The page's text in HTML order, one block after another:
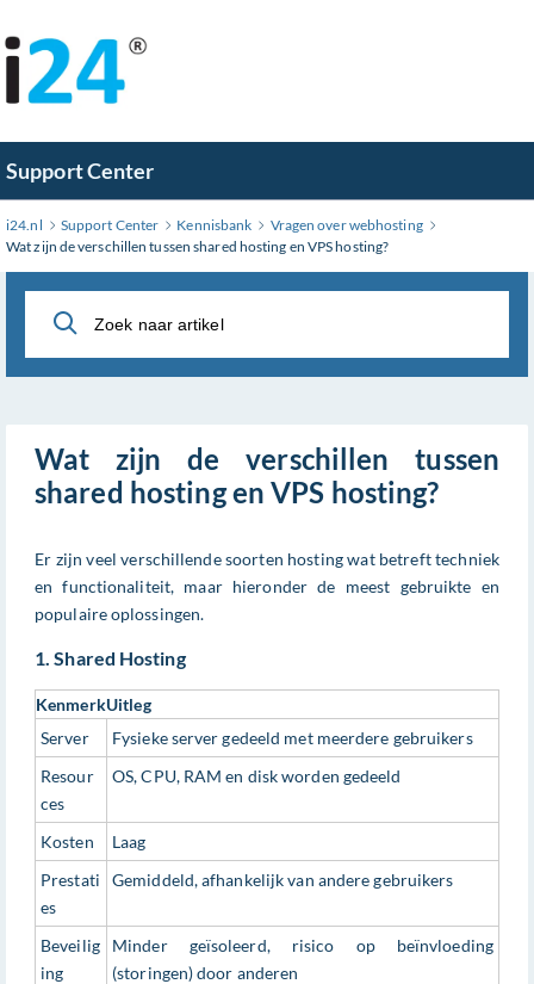
naar
hoofdinhoud
Support Center
i24.nl Support Center Kennisbank
Vragen over webhosting
Wat zijn de verschillen tussen shared hosting en VPS hosting?
Wat zijn de verschillen tussen
shared hosting en VPS hosting?
Er zijn veel verschillende soorten hosting wat betreft techniek
en functionaliteit, maar hieronder de meest gebruikte en
populaire oplossingen.
1. Shared Hosting
KenmerkUitleg
Server
Fysieke server gedeeld met meerdere gebruikers
Resour
ces
OS, CPU, RAM en disk worden gedeeld
Kosten
Laag
Prestati
es
Gemiddeld, afhankelijk van andere gebruikers
Beveilig
ing
Minder geïsoleerd, risico op beïnvloeding
(storingen) door anderen